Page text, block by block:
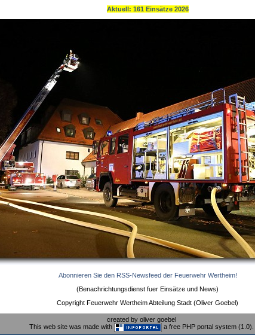
Aktuell: 161 Einsätze 2026
Abonnieren Sie den RSS-Newsfeed der Feuerwehr Wertheim!
(Benachrichtungsdienst fuer Einsätze und News)
Copyright Feuerwehr Wertheim Abteilung Stadt (Oliver Goebel)
created by oliver goebel
This web site was made with
a free PHP portal system (1.0).